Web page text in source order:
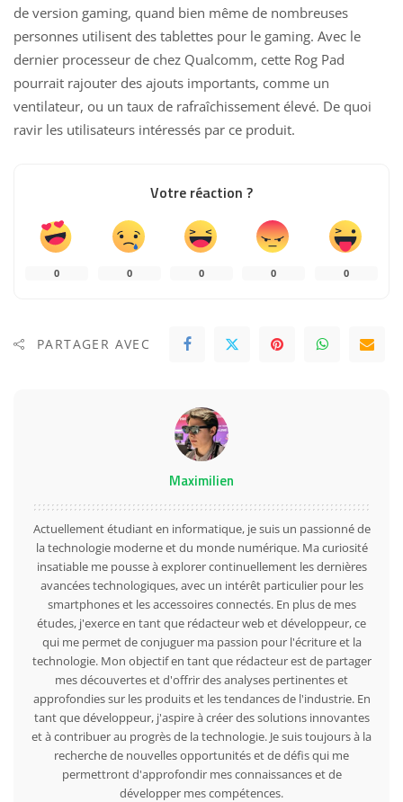
de version gaming, quand bien même de nombreuses
personnes utilisent des tablettes pour le gaming. Avec le
dernier processeur de chez Qualcomm, cette Rog Pad
pourrait rajouter des ajouts importants, comme un
ventilateur, ou un taux de rafraîchissement élevé. De quoi
ravir les utilisateurs intéressés par ce produit.
Votre réaction ?
0 0 0 0 0
PARTAGER AVEC
Maximilien
Actuellement étudiant en informatique, je suis un passionné de
la technologie moderne et du monde numérique. Ma curiosité
insatiable me pousse à explorer continuellement les dernières
avancées technologiques, avec un intérêt particulier pour les
smartphones et les accessoires connectés. En plus de mes
études, j'exerce en tant que rédacteur web et développeur, ce
qui me permet de conjuguer ma passion pour l'écriture et la
technologie. Mon objectif en tant que rédacteur est de partager
mes découvertes et d'offrir des analyses pertinentes et
approfondies sur les produits et les tendances de l'industrie. En
tant que développeur, j'aspire à créer des solutions innovantes
et à contribuer au progrès de la technologie. Je suis toujours à la
recherche de nouvelles opportunités et de défis qui me
permettront d'approfondir mes connaissances et de
développer mes compétences.